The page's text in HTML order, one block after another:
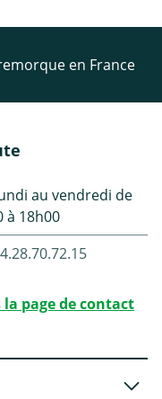
en France
au vendredi de
à 18h00
la page de contact